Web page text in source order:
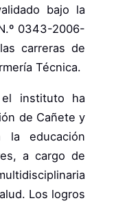
bajo la
0343-2006-
carreras de
Técnica.
instituto ha
de Cañete y
educación
a cargo de
Los logros